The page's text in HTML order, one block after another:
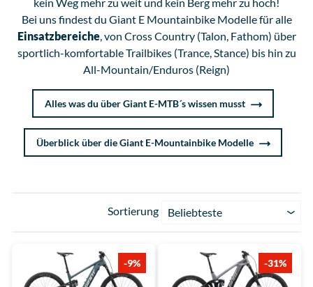
kein Weg mehr zu weit und kein Berg mehr zu hoch!
Bei uns findest du Giant E Mountainbike Modelle für alle
Einsatzbereiche, von Cross Country (Talon, Fathom) über
sportlich-komfortable Trailbikes (Trance, Stance) bis hin zu
All-Mountain/Enduros (Reign)
Alles was du über Giant E-MTB´s wissen musst
Überblick über die Giant E-Mountainbike Modelle
Sortierung Beliebteste
-9% -31%